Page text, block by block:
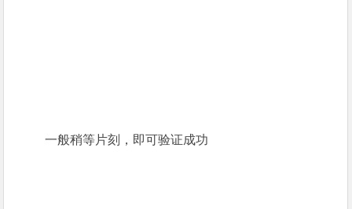
一般稍等片刻，即可验证成功